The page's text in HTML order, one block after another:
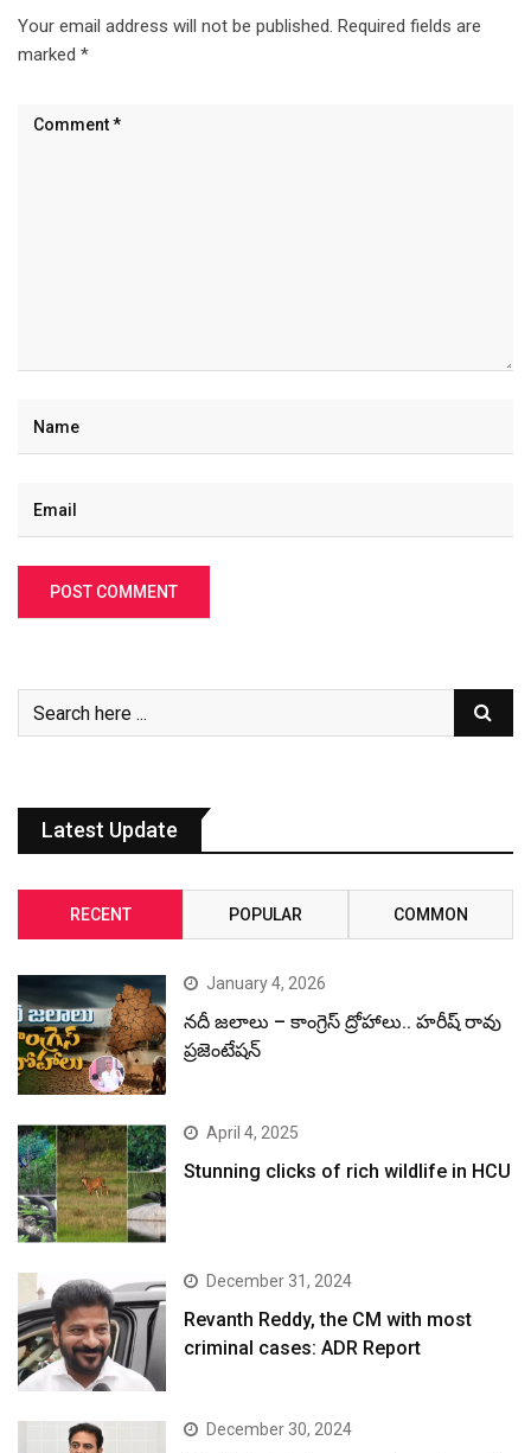
Your email address will not be published. Required fields are
marked *
Latest Update
RECENT POPULAR COMMON
January 4, 2026
నదీ జలాలు – కాంగ్రెస్ ద్రోహాలు.. హరీష్ రావు
ప్రజెంటేషన్
April 4, 2025
Stunning clicks of rich wildlife in HCU
December 31, 2024
Revanth Reddy, the CM with most
criminal cases: ADR Report
December 30, 2024